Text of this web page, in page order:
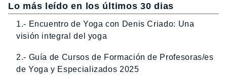
Lo más leído en los últimos 30 dias
1.- Encuentro de Yoga con Denis Criado: Una
visión integral del yoga
2.- Guía de Cursos de Formación de Profesoras/es
de Yoga y Especializados 2025